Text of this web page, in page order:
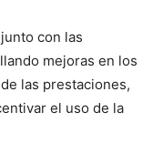
con las
mejoras en los
las prestaciones,
el uso de la